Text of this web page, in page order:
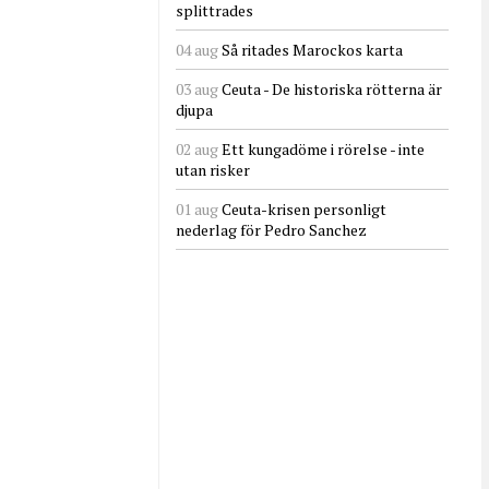
splittrades
04 augSå ritades Marockos karta
03 augCeuta - De historiska rötterna är
djupa
02 augEtt kungadöme i rörelse - inte
utan risker
01 augCeuta-krisen personligt
nederlag för Pedro Sanchez